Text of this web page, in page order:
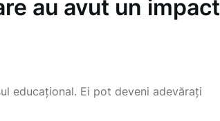
au avut un impact
educațional. Ei pot deveni adevărați